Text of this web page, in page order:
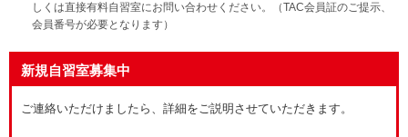
しくは直接有料自習室にお問い合わせください。（TAC会員証のご提示、
会員番号が必要となります）
新規自習室募集中
ご連絡いただけましたら、詳細をご説明させていただきます。